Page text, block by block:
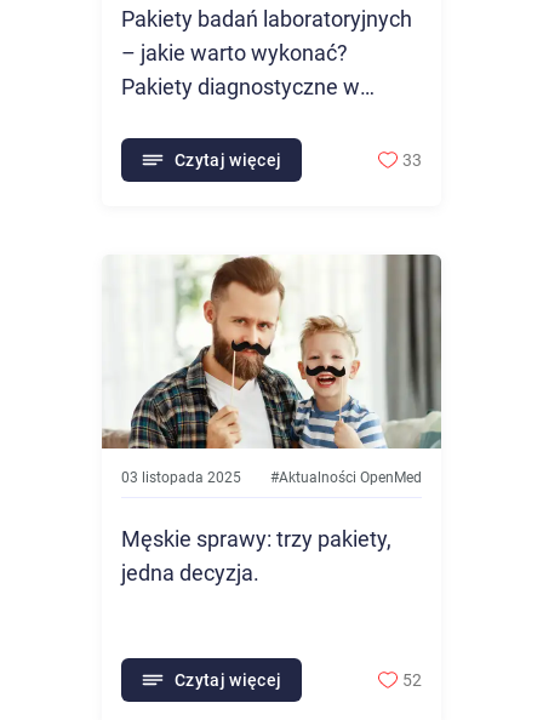
Pakiety badań laboratoryjnych
– jakie warto wykonać?
Pakiety diagnostyczne w
Czytaj więcej 33
03 listopada 2025 #Aktualności OpenMed
Męskie sprawy: trzy pakiety,
jedna decyzja.
Czytaj więcej 52